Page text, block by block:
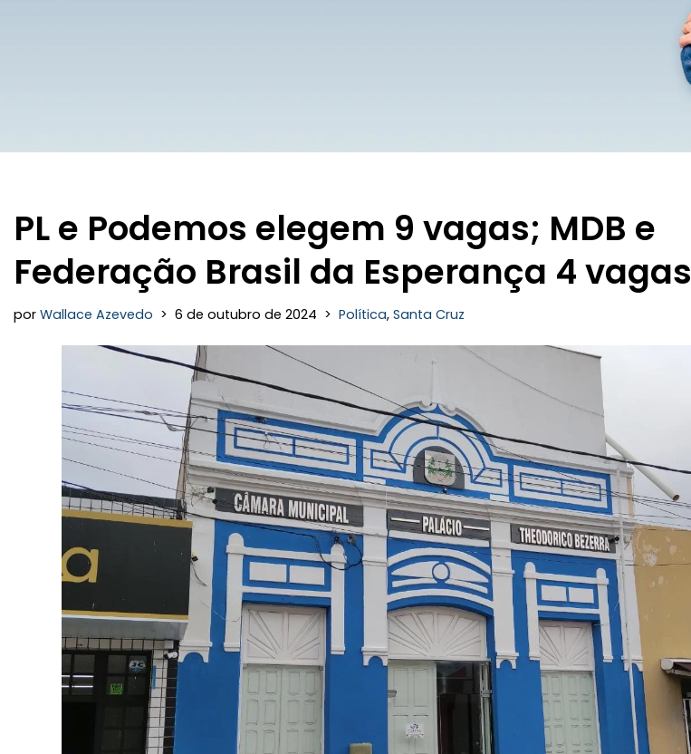
PL e Podemos elegem 9 vagas; MDB e
Federação Brasil da Esperança 4 vagas
por Wallace Azevedo 6 de outubro de 2024 Política, Santa Cruz